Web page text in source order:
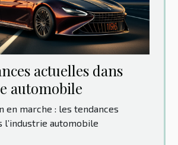
actuelles dans
automobile
en marche : les tendances
l’industrie automobile